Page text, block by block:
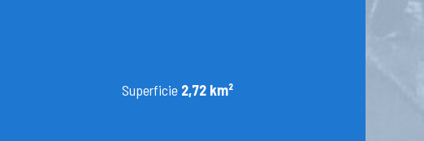
Superficie 2,72 km²